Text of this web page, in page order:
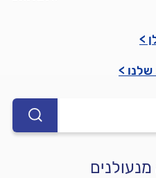
>
שלנו >